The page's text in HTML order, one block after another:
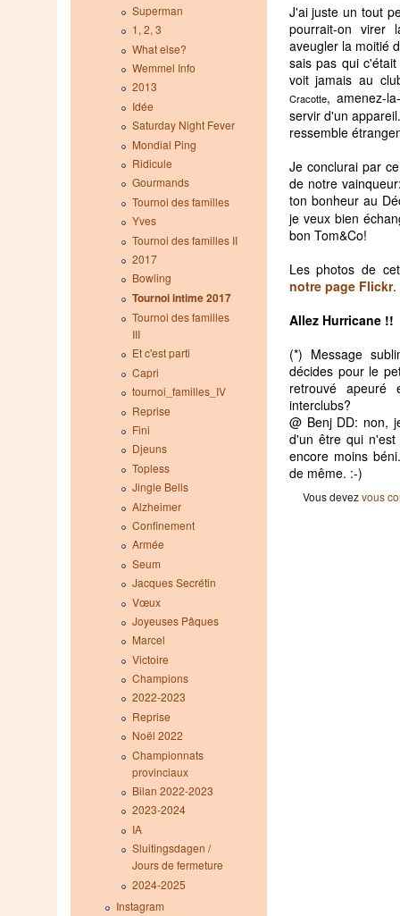
J'ai juste un tout
pourrait-on virer
aveugler la moitié
sais pas qui
voit jamais au
Cracotte, amenez-
servir d'un
ressemble
Je conclurai par
de notre
ton bonheur au
je veux bien
bon Tom&Co!
Les photos de
notre page Flickr.
Allez Hurricane !!
(*) Message
décides pour le
retrouvé
interclubs?
@ Benj DD: non,
d'un être qui
encore moins
de même. :-)
Vous devezvous
Superman
1, 2, 3
What else?
Wemmel Info
2013
Idée
Saturday Night Fever
Mondial Ping
Ridicule
Gourmands
Tournoi des familles
Yves
Tournoi des familles II
2017
Bowling
Tournoi intime 2017
Tournoi des familles
III
Et c'est parti
Capri
tournoi_familles_IV
Reprise
Fini
Djeuns
Topless
Jingle Bells
Alzheimer
Confinement
Armée
Seum
Jacques Secrétin
Vœux
Joyeuses Pâques
Marcel
Victoire
Champions
2022-2023
Reprise
Noël 2022
Championnats
provinciaux
Bilan 2022-2023
2023-2024
IA
Sluitingsdagen /
Jours de fermeture
2024-2025
Instagram